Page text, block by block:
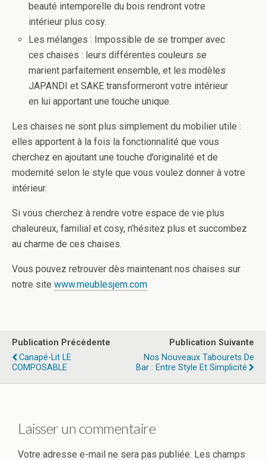
beauté intemporelle du bois rendront votre
intérieur plus cosy.
Les mélanges : Impossible de se tromper avec
ces chaises : leurs différentes couleurs se
marient parfaitement ensemble, et les modèles
JAPANDI et SAKE transformeront votre intérieur
en lui apportant une touche unique.
Les chaises ne sont plus simplement du mobilier utile :
elles apportent à la fois la fonctionnalité que vous
cherchez en ajoutant une touche d’originalité et de
modernité selon le style que vous voulez donner à votre
intérieur.
Si vous cherchez à rendre votre espace de vie plus
chaleureux, familial et cosy, n’hésitez plus et succombez
au charme de ces chaises.
Vous pouvez retrouver dès maintenant nos chaises sur
notre site www.meublesjem.com
Publication Précédente
Canapé-Lit LE
COMPOSABLE
Publication Suivante
Nos Nouveaux Tabourets De
Bar : Entre Style Et Simplicité
Laisser un commentaire
Votre adresse e-mail ne sera pas publiée. Les champs